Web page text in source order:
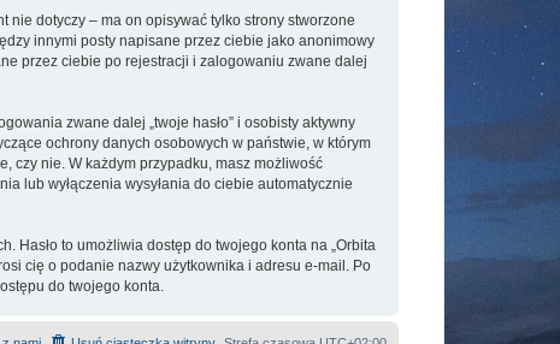
nie dotyczy – ma on opisywać tylko strony stworzone
innymi posty napisane przez ciebie jako anonimowy
przez ciebie po rejestracji i zalogowaniu zwane dalej
zwane dalej „twoje hasło” i osobisty aktywny
ochrony danych osobowych w państwie, w którym
czy nie. W każdym przypadku, masz możliwość
lub wyłączenia wysyłania do ciebie automatycznie
Hasło to umożliwia dostęp do twojego konta na „Orbita
cię o podanie nazwy użytkownika i adresu e-mail. Po
do twojego konta.